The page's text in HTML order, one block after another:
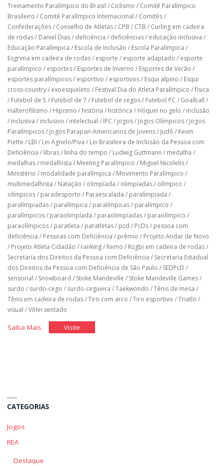
Treinamento Paralímpico do Brasil / Ciclismo / Comitê Paralímpico
Brasileiro / Comitê Paralímpico Internacional / Comitês/
Confederações/ Conselho de Atletas/ CPB / CTB / Curling em cadeira
de rodas/ Daniel Dias/ deficiência / deficiências/ educação inclusiva /
Educação Paralímpica / Escola de Inclusão / Escola Paralímpica /
Esgrima em cadeira de rodas/ esporte / esporte adaptado / esporte
paralímpico / esportes/ Esportes de Inverno / Esportes de Verão /
esportes paralímpicos/ esportivo / esportivos/ Esqui alpino / Esqui
cross-country/ exoesqueleto / Festival Dia do Atleta Paralímpico /física
/ Futebol de 5 / Futebol de 7 / Futebol de cegos/ Futebol PC / Goalball /
Halterofilismo / Hipismo / história / histórica / Hóquei no gelo / inclusão
/ inclusiva / inclusivo / intelectual / IPC / jogos/ Jogos Olímpicos/ Jogos
Paralímpicos/ Jogos Parapan-Americanos de Jovens/ Judô / Kevin
Piette / LBI / Lei Agnelo/Piva / Lei Brasileira de Inclusão da Pessoa com
Deficiência / libras/ linha do tempo / Ludwig Guttmann / medalha /
medalhas/ medalhista / Meeting Paralímpico / Miguel Nicolelis/
Ministério / modalidade paralímpica / Movimento Paralímpico /
multimedalhista / Natação / olimpíada / olimpíadas/ olímpico /
olímpicos/ paradesporto / Paraescalada / paralímpiada /
paralímpiadas/ paralímpica / paralímpicas/ paralímpico /
paralímpicos/ paraolimpíada / paraolimpíadas/ paraolímpico /
paraolímpicos/ paratleta / paratletas/ pcd / PcDs/ pessoa com
deficiência / Pessoas com Deficiência / prêmio / Projeto Andar de Novo
/ Projeto Atleta Cidadão / ranking/ Remo / Rúgbi em cadeira de rodas/
Secretaria dos Direitos da Pessoa com Deficiência / Secretaria Estadual
dos Direitos da Pessoa com Deficiência de São Paulo / SEDPcD /
sensorial / Snowboard / Stoke Mandeville / Stoke Mandeville Games/
surdo / surdo-cego / surdo-cegueira /Taekwondo /Tênis de mesa /
Tênis em cadeira de rodas/Tiro com arco /Tiro esportivo /Triatlo /
visual /Vôlei sentado
Saiba Mais"HistóriaVisite"História
CATEGORIAS
Jogos
REA
Destaque